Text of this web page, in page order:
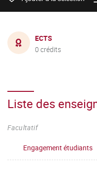
ECTS
0 crédits
Liste des
Facultatif
Engagement étudiants